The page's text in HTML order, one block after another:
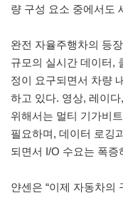
량 구성 요소 중에서도
완전 자율주행차의 등
규모의 실시간 데이터,
정이 요구되면서 차량
하고 있다. 영상, 레이
위해서는 멀티 기가비
필요하며, 데이터 로깅
되면서 I/O 수요는 폭증
얀센은 “이제 자동차의